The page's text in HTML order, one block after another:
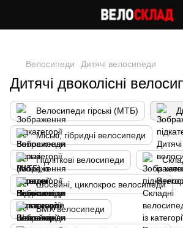
Велосипеди Дитячі велосипеди
Дитячі двоколісні
Велосипеди гірські (МТБ)
Міські, гібридні велосипеди
Підліткові велосипеди
Шосейні, циклокрос велосипеди
BMX велосипеди